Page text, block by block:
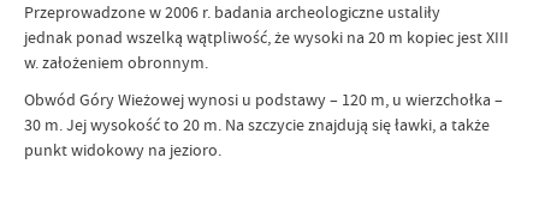
Przeprowadzone w 2006 r. badania archeologiczne ustaliły
jednak ponad wszelką wątpliwość, że wysoki na 20 m kopiec jest XIII
w. założeniem obronnym.
Obwód Góry Wieżowej wynosi u podstawy – 120 m, u wierzchołka –
30 m. Jej wysokość to 20 m. Na szczycie znajdują się ławki, a także
punkt widokowy na jezioro.